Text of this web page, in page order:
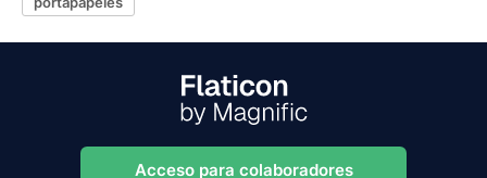
Acceso para colaboradores